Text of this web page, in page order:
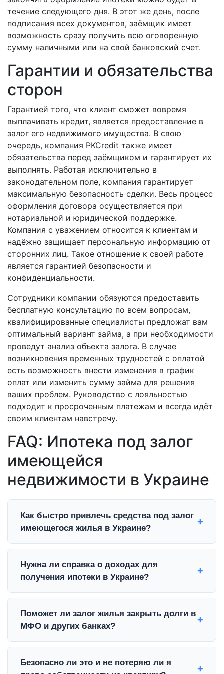
течение следующего дня. В этот же день, после
подписания всех документов, заёмщик имеет
возможность сразу получить всю оговоренную
сумму наличными или на свой банковский счет.
Гарантии и обязательства
сторон
Гарантией того, что клиент сможет вовремя
выплачивать кредит, является предоставление в
залог его недвижимого имущества. В свою
очередь, компания PKCredit также имеет
обязательства перед заёмщиком и гарантирует их
выполнять. Работая исключительно в
законодательном поле, компания гарантирует
максимальную безопасность сделки. Весь процесс
оформления договора осуществляется при
нотариальной и юридической поддержке.
Компания с уважением относится к клиентам и
надёжно защищает персональную информацию от
сторонних лиц. Такое отношение к своей работе
является гарантией безопасности и
конфиденциальности.
Сотрудники компании обязуются предоставить
бесплатную консультацию по всем вопросам,
квалифицированные специалисты предложат вам
оптимальный вариант займа, а при необходимости
проведут анализ объекта залога. В случае
возникновения временных трудностей с оплатой
есть возможность внести изменения в график
оплат или изменить сумму займа для решения
ваших проблем. Руководство с лояльностью
подходит к просроченным платежам и всегда идёт
своим клиентам навстречу.
FAQ: Ипотека под залог
имеющейся
недвижимости в Украине
Как быстро привлечь средства под залог
имеющегося жилья в Украине?
В PKCredit ипотека под залог имеющегося
жилья в Украине оформляется за 1 день. Мы
минут, а наличные выдаются сразу после
подписания договора ипотеки у нотариуса, без
лишней бумажной волокиты.
Нужна ли справка о доходах для
получения ипотеки в Украине?
Нет, мы выдаем средства в Украине без справок
о доходах и поручителей. Для привлечения
права собственности на объект. Это идеальный
вариант для тех, кто работает неофициально
или имеет сложную кредитную историю.
Поможет ли залог жилья закрыть долги в
МФО и других банках?
Да, рефинансирование кредитов МФО под залог
квартиры в Украине — это профильная услуга.
Безопасно ли это и не потеряю ли я